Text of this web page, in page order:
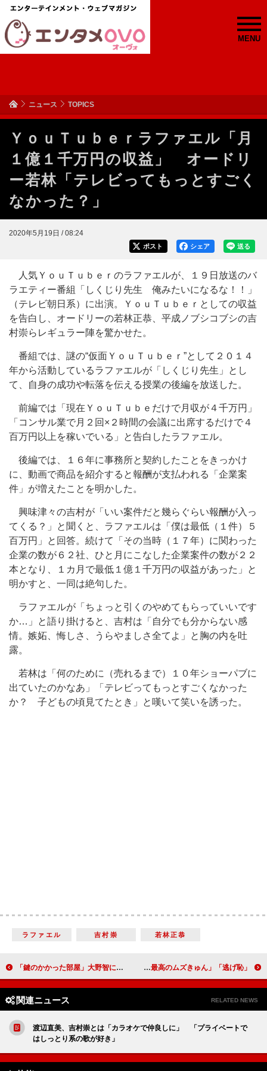
MENU
ニュース TOPICS
ＹｏｕＴｕｂｅｒラファエル「月
１億１千万円の収益」 オードリ
ー若林「テレビってもっとすごく
なかった？」
2020年5月19日 / 08:24
送る
シェア
ポスト
人気ＹｏｕＴｕｂｅｒのラファエルが、１９日放送のバ
ラエティー番組「しくじり先生 俺みたいになるな！！」
（テレビ朝日系）に出演。ＹｏｕＴｕｂｅｒとしての収益
を告白し、オードリーの若林正恭、平成ノブシコブシの吉
村崇らレギュラー陣を驚かせた。
番組では、謎の“仮面ＹｏｕＴｕｂｅｒ”として２０１４
年から活動しているラファエルが「しくじり先生」とし
て、自身の成功や転落を伝える授業の後編を放送した。
前編では「現在ＹｏｕＴｕｂｅだけで月収が４千万円」
「コンサル業で月２回×２時間の会議に出席するだけで４
百万円以上を稼いでいる」と告白したラファエル。
後編では、１６年に事務所と契約したことをきっかけ
に、動画で商品を紹介すると報酬が支払われる「企業案
件」が増えたことを明かした。
興味津々の吉村が「いい案件だと幾らぐらい報酬が入っ
てくる？」と聞くと、ラファエルは「僕は最低（１件）５
百万円」と回答。続けて「その当時（１７年）に関わった
企業の数が６２社、ひと月にこなした企業案件の数が２２
本となり、１カ月で最低１億１千万円の収益があった」と
明かすと、一同は絶句した。
ラファエルが「ちょっと引くのやめてもらっていいです
か…」と語り掛けると、吉村は「自分でも分からない感
情。嫉妬、悔しさ、うらやましさ全てよ」と胸の内を吐
露。
若林は「何のために（売れるまで）１０年ショーパブに
出ていたのかなあ」「テレビってもっとすごくなかった
か？ 子どもの頃見てたとき」と嘆いて笑いを誘った。
ラファエル 吉村崇 若林正恭
「鍵のかかった部屋」大野智に絶賛の声 「内面からの演技が光る」 「逃げ恥」特別編放送で大反響 「何度見ても最高のムズきゅん」
関連ニュース RELATED NEWS
渡辺直美、吉村崇とは「カラオケで仲良しに」 「プライベートで
はしっとり系の歌が好き」